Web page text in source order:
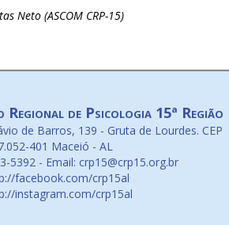
Neto (ASCOM CRP-15)
Regional de Psicologia 15ª Região
de Barros, 139 - Gruta de Lourdes. CEP
401 Maceió - AL
5392 - Email: crp15@crp15.org.br
facebook.com/crp15al
instagram.com/crp15al